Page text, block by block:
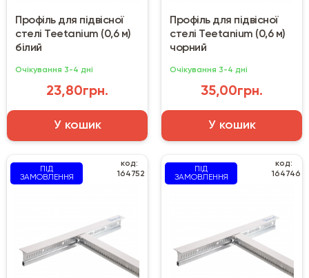
Профіль для підвісної
стелі Teetanium (0,6 м)
білий
Очікування 3-4 дні
23,80грн.
У кошик
Профіль для підвісної
стелі Teetanium (0,6 м)
чорний
Очікування 3-4 дні
35,00грн.
У кошик
ПІД
ЗАМОВЛЕННЯ
код:
164752
ПІД
ЗАМОВЛЕННЯ
код:
164746